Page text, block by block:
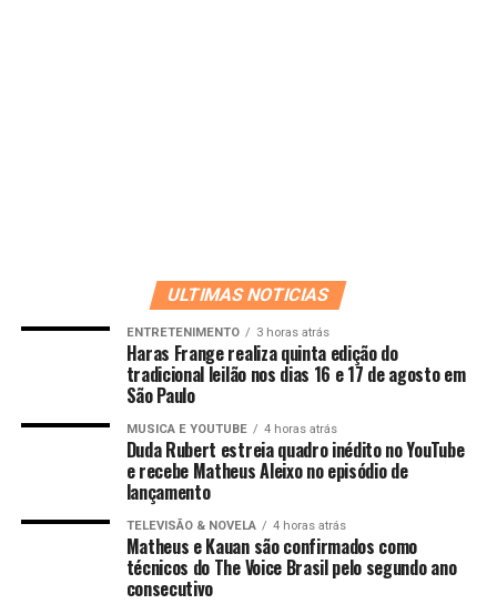
ULTIMAS NOTICIAS
ENTRETENIMENTO 3 horas atrás
Haras Frange realiza quinta edição do
tradicional leilão nos dias 16 e 17 de agosto em
São Paulo
MUSICA E YOUTUBE 4 horas atrás
Duda Rubert estreia quadro inédito no YouTube
e recebe Matheus Aleixo no episódio de
lançamento
TELEVISÃO & NOVELA 4 horas atrás
Matheus e Kauan são confirmados como
técnicos do The Voice Brasil pelo segundo ano
consecutivo